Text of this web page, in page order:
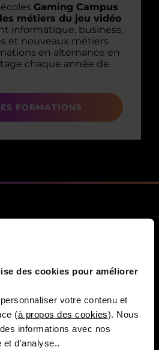
des cookies pour améliorer
votre contenu et
(à propos des cookies). Nous
informations avec nos
d'analyse..
Gaming Campus
métiers du jeu vidéo
informatique, business,
et nouveaux métiers
en alternance en
chaque année de
FORMATIONS
DE NOM EN